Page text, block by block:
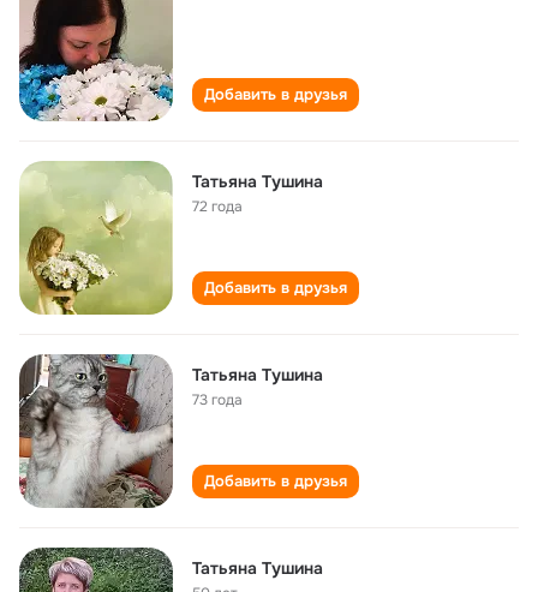
Добавить в друзья
Татьяна Тушина
72 года
Добавить в друзья
Татьяна Тушина
73 года
Добавить в друзья
Татьяна Тушина